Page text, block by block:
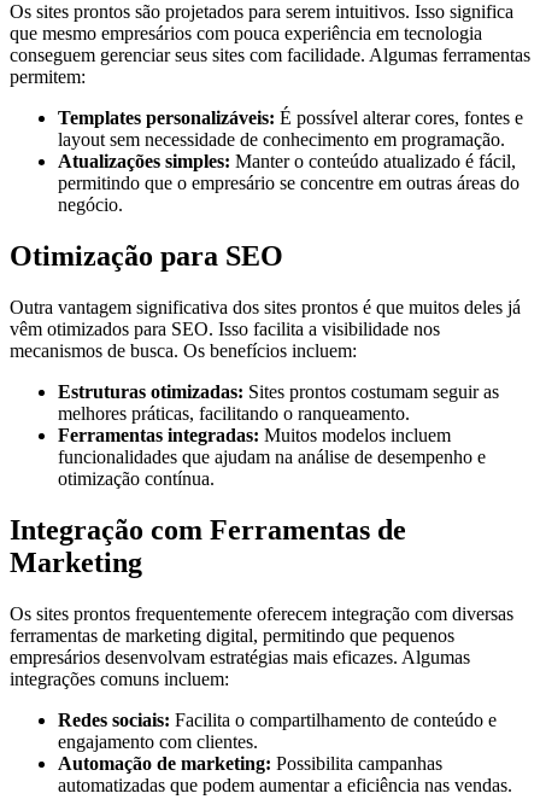
Os sites prontos são projetados para serem intuitivos. Isso significa
que mesmo empresários com pouca experiência em tecnologia
conseguem gerenciar seus sites com facilidade. Algumas ferramentas
permitem:
Templates personalizáveis: É possível alterar cores, fontes e
layout sem necessidade de conhecimento em programação.
Atualizações simples: Manter o conteúdo atualizado é fácil,
permitindo que o empresário se concentre em outras áreas do
negócio.
Otimização para SEO
Outra vantagem significativa dos sites prontos é que muitos deles já
vêm otimizados para SEO. Isso facilita a visibilidade nos
mecanismos de busca. Os benefícios incluem:
Estruturas otimizadas: Sites prontos costumam seguir as
melhores práticas, facilitando o ranqueamento.
Ferramentas integradas: Muitos modelos incluem
funcionalidades que ajudam na análise de desempenho e
otimização contínua.
Integração com Ferramentas de
Marketing
Os sites prontos frequentemente oferecem integração com diversas
ferramentas de marketing digital, permitindo que pequenos
empresários desenvolvam estratégias mais eficazes. Algumas
integrações comuns incluem:
Redes sociais: Facilita o compartilhamento de conteúdo e
engajamento com clientes.
Automação de marketing: Possibilita campanhas
automatizadas que podem aumentar a eficiência nas vendas.